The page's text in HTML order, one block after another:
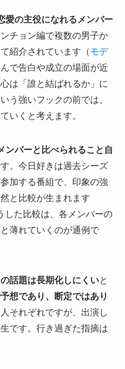
愛の主役になれるメンバー
チョン編で複数の男子か
紹介されています（ モデ
で告白や成立の場面が近
は「誰と結ばれるか」に
う強いフックの前では、
いくと考えます。
ンバーと比べられること自
。今日好きは過去シーズ
加する番組で、印象の強
と比較が生まれます
した比較は、各メンバーの
薄れていくのが通例で
話題は長期化しにくいと
想であり、断定ではあり
それぞれですが、出演し
です。行き過ぎた指摘は